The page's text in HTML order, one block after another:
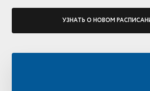
УЗНАТЬ О НОВОМ